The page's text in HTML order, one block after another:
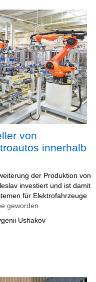
von
innerhalb
der Produktion von
investiert und ist damit
für Elektrofahrzeuge
geworden.
Ushakov